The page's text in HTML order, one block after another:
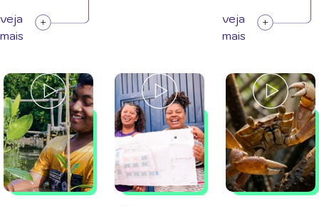
veja
mais
veja
mais